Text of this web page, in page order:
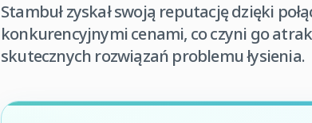
Stambuł zyskał swoją reputację dzięki
konkurencyjnymi cenami, co czyni go
skutecznych rozwiązań problemu łysienia.